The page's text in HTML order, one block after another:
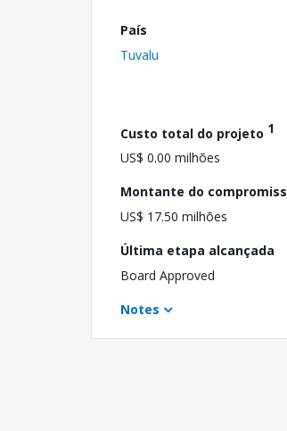
País
Tuvalu
Custo total do projeto 1
US$ 0.00 milhões
Montante do
US$ 17.50 milhões
Última etapa alcançada
Board Approved
Notes